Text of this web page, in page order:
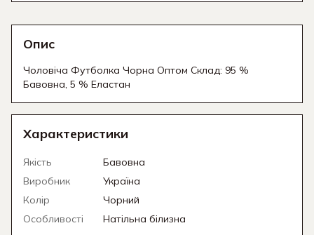
Опис
Чоловіча Футболка Чорна Оптом Склад: 95 %
Бавовна, 5 % Еластан
Характеристики
Якість
Бавовна
Виробник
Україна
Колір
Чорний
Особливості
Натільна білизна